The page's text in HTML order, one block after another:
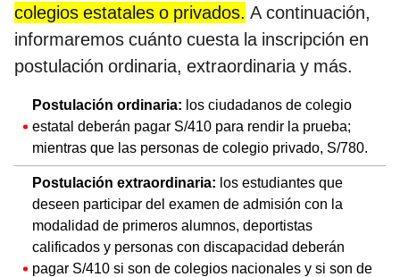
colegios estatales o privados. A continuación,
informaremos cuánto cuesta la inscripción en
postulación ordinaria, extraordinaria y más.
Postulación ordinaria: los ciudadanos de colegio
estatal deberán pagar S/410 para rendir la prueba;
mientras que las personas de colegio privado, S/780.
Postulación extraordinaria: los estudiantes que
deseen participar del examen de admisión con la
modalidad de primeros alumnos, deportistas
calificados y personas con discapacidad deberán
pagar S/410 si son de colegios nacionales y si son de